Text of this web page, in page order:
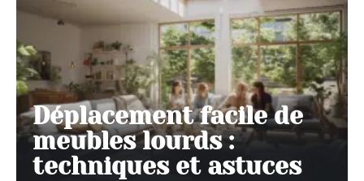
Déplacement facile de
meubles lourds :
techniques et astuces